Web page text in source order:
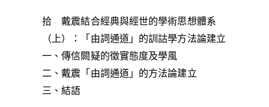
拾 戴震結合經典與經世的學術思想體系
（上）：「由詞通道」的訓詁學方法論建立
一、傳信闕疑的徵實態度及學風
二、戴震「由詞通道」的方法論建立
三、結語